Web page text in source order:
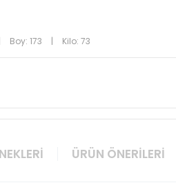
Boy: 173 | Kilo: 73
ÜRÜN ÖNERILERI